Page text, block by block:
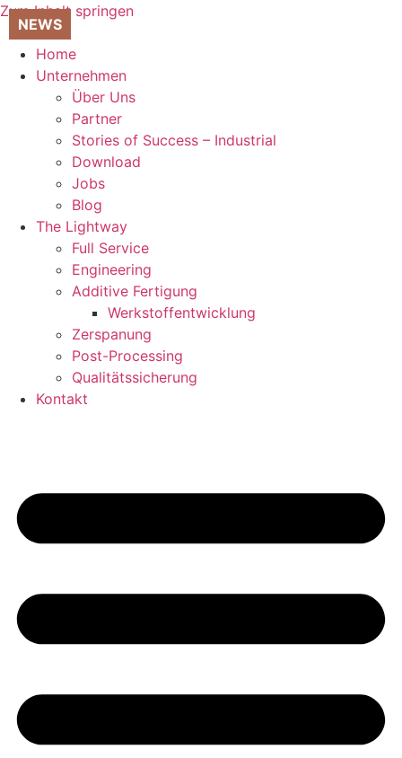
Zum Inhalt springen
Home
Unternehmen
Über Uns
Partner
Stories of Success – Industrial
Download
Jobs
Blog
The Lightway
Full Service
Engineering
Additive Fertigung
Werkstoffentwicklung
Zerspanung
Post-Processing
Qualitätssicherung
Kontakt